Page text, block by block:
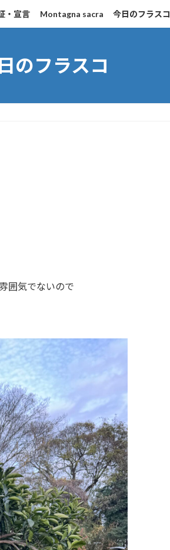
・宣言 Montagna sacra 今日のフラスコ
のフラスコ
囲気でないので